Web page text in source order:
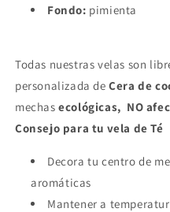
Fondo: pimienta
Todas nuestras velas son l
personalizada deCera de
mechasecológicas, NO
Consejo para tu vela de Té
Decora tu centro de
aromáticas
Mantener a